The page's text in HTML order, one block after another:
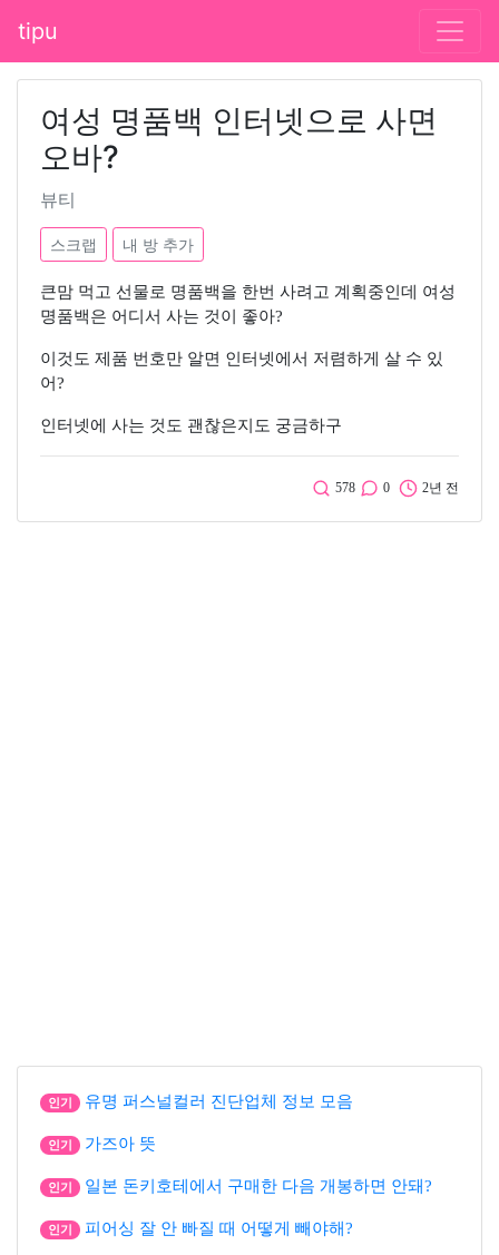
tipu
여성 명품백 인터넷으로 사면
오바?
뷰티
스크랩 내 방 추가
큰맘 먹고 선물로 명품백을 한번 사려고 계획중인데 여성
명품백은 어디서 사는 것이 좋아?
이것도 제품 번호만 알면 인터넷에서 저렴하게 살 수 있
어?
인터넷에 사는 것도 괜찮은지도 궁금하구
578 0 2년 전
인기 유명 퍼스널컬러 진단업체 정보 모음
인기 가즈아 뜻
인기 일본 돈키호테에서 구매한 다음 개봉하면 안돼?
인기 피어싱 잘 안 빠질 때 어떻게 빼야해?